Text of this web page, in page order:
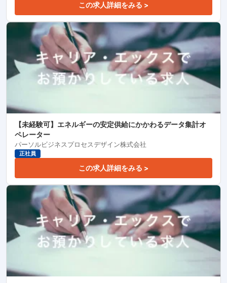
この求人詳細をみる >
【未経験可】エネルギーの安定供給にかかわるデータ集計オ
ペレーター
パーソルビジネスプロセスデザイン株式会社
正社員
この求人詳細をみる >